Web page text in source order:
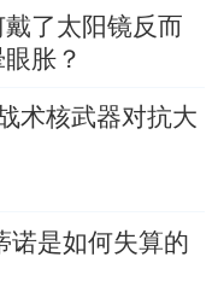
戴了太阳镜反而
胀？
术核武器对抗大
诺是如何失算的